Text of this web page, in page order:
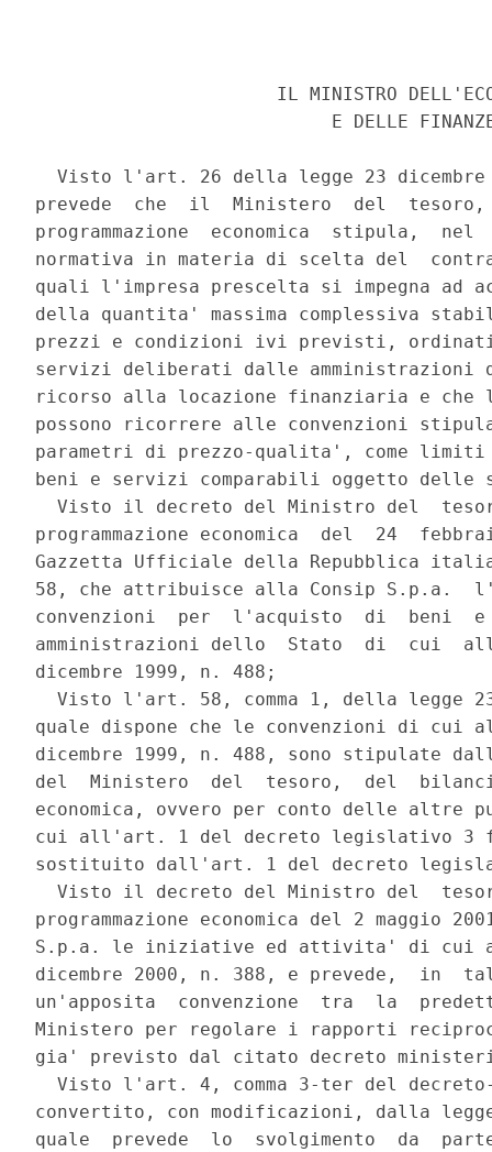
IL MINISTRO
E DELLE
Visto l'art. 26 della legge 23
prevede  che  il  Ministero  del
programmazione  economica  stipula,
normativa in materia di scelta del
quali l'impresa prescelta si impegna ad
della quantita' massima complessiva
prezzi e condizioni ivi previsti,
servizi deliberati dalle
ricorso alla locazione finanziaria e che
possono ricorrere alle convenzioni
parametri di prezzo-qualita', come
beni e servizi comparabili oggetto delle
Visto il decreto del Ministro del
programmazione economica  del  24
Gazzetta Ufficiale della Repubblica
58, che attribuisce alla Consip S.p.a.
convenzioni  per  l'acquisto  di  beni
amministrazioni dello  Stato  di  cui
dicembre 1999, n. 488;
Visto l'art. 58, comma 1, della legge
quale dispone che le convenzioni di
dicembre 1999, n. 488, sono stipulate
del  Ministero  del  tesoro,  del
economica, ovvero per conto delle altre
cui all'art. 1 del decreto legislativo 3
sostituito dall'art. 1 del decreto
Visto il decreto del Ministro del
programmazione economica del 2 maggio
S.p.a. le iniziative ed attivita' di cui
dicembre 2000, n. 388, e prevede,  in
un'apposita  convenzione  tra  la
Ministero per regolare i rapporti
gia' previsto dal citato decreto
Visto l'art. 4, comma 3-ter del
convertito, con modificazioni, dalla
quale  prevede  lo  svolgimento  da